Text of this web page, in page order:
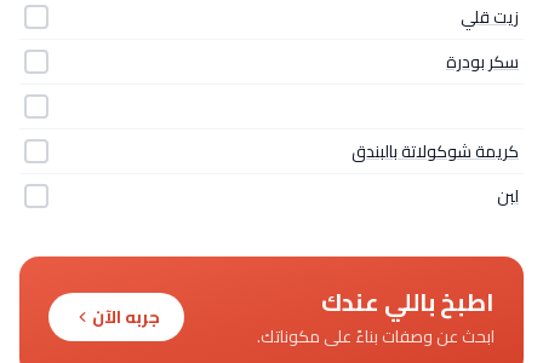
زيت قلي
سكر بودرة
كريمة شوكولاتة بالبندق
لبن
اطبخ باللي عندك
ابحث عن وصفات بناءً على مكوناتك.
جربه الآن